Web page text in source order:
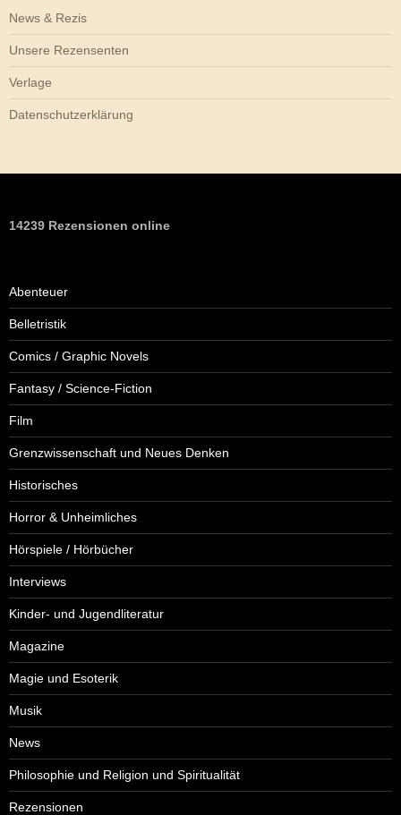
News & Rezis
Unsere Rezensenten
Verlage
Datenschutzerklärung
14239 Rezensionen online
Abenteuer
Belletristik
Comics / Graphic Novels
Fantasy / Science-Fiction
Film
Grenzwissenschaft und Neues Denken
Historisches
Horror & Unheimliches
Hörspiele / Hörbücher
Interviews
Kinder- und Jugendliteratur
Magazine
Magie und Esoterik
Musik
News
Philosophie und Religion und Spiritualität
Rezensionen